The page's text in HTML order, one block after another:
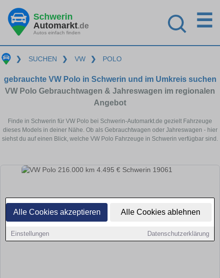
Alle Cookies akzeptieren Alle Cookies ablehnen
Einstellungen Datenschutzerklärung
Schwerin
Automarkt.de
Autos einfach finden
☰
❯ SUCHEN ❯ VW ❯ POLO
gebrauchte VW Polo in Schwerin und im Umkreis suchen
VW Polo Gebrauchtwagen & Jahreswagen im regionalen
Angebot
Finde in Schwerin für VW Polo bei Schwerin-Automarkt.de gezielt Fahrzeuge
dieses Models in deiner Nähe. Ob als Gebrauchtwagen oder Jahreswagen - hier
siehst du auf einen Blick, welche VW Polo Fahrzeuge in Schwerin verfügbar sind.